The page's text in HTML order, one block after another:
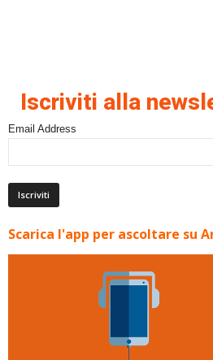
Iscriviti alla
Email Address
Scarica l'app per ascoltare su